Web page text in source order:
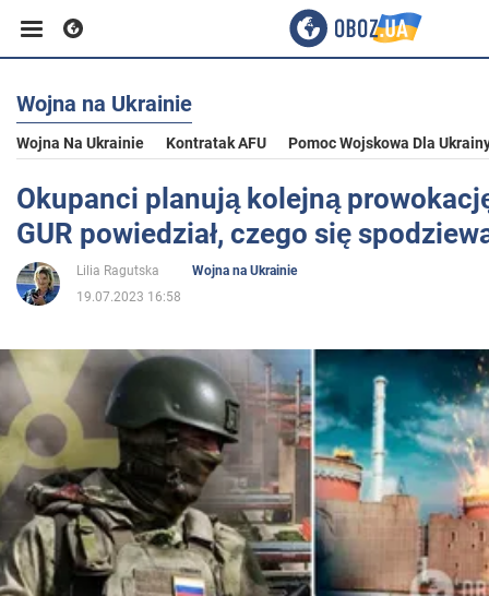
Biznes
Sport
Rozrywka
Polityka
Społeczeństwo
Wojna na Ukrainie
Wojna na Ukrainie
Wojna Na Ukrainie Kontratak AFU Pomoc Wojskowa Dla
Okupanci planują kolejną
GUR powiedział, czego się
Lilia Ragutska
Wojna na Ukrainie
19.07.2023 16:58